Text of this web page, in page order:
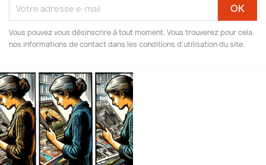
Vous pouvez vous désinscrire à tout moment. Vous trouverez pour cela
nos informations de contact dans les conditions d'utilisation du site.